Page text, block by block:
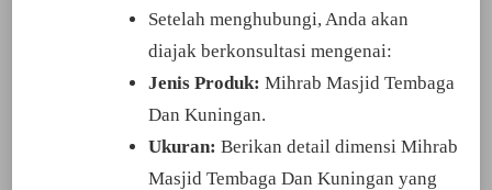
Setelah menghubungi, Anda akan
diajak berkonsultasi mengenai:
Jenis Produk: Mihrab Masjid Tembaga
Dan Kuningan.
Ukuran: Berikan detail dimensi Mihrab
Masjid Tembaga Dan Kuningan yang